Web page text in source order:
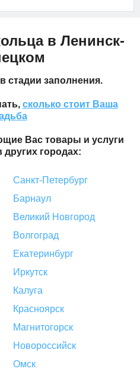
в Ленинск-
стадии заполнения.
сколько стоит Ваша
Вас товары и услуги
других городах:
Санкт-Петербург
Барнаул
Великий Новгород
Волгоград
Екатеринбург
Иркутск
Калуга
Красноярск
Магнитогорск
Новороссийск
Омск